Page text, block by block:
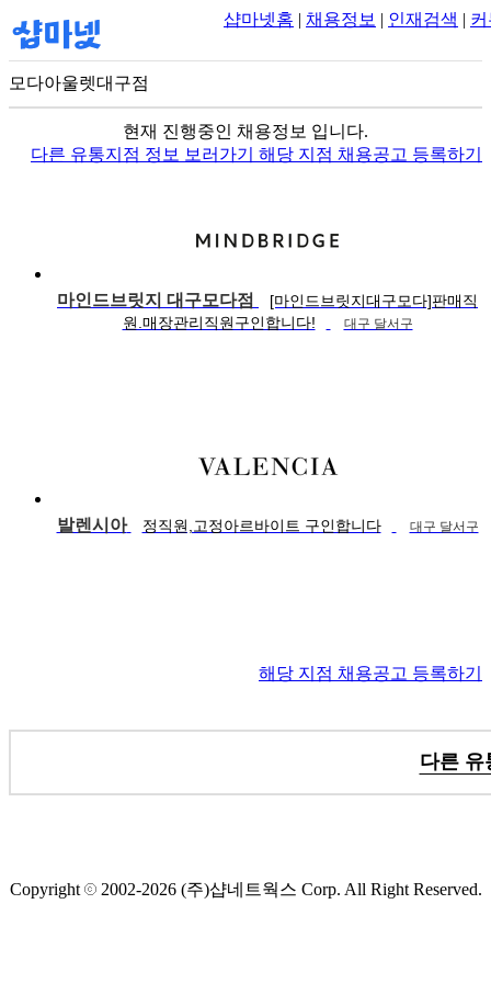
샵마넷홈 | 채용정보 | 인재검색 |
모다아울렛대구점
100m
현재 진행중인 채용정보 입니다.
다른 유통지점 정보 보러가기 해당 지점 채용공고 등록하기
마인드브릿지 대구모다점
[마인드브릿지대구모다]판매직
원.매장관리직원구인합니다!
대구 달서구
발렌시아 정직원,고정아르바이트 구인합니다 대구 달서구
해당 지점 채용공고 등록하기
다른 유
Copyright 2002-2026 (주)샵네트웍스 Corp. All Right Reserved.